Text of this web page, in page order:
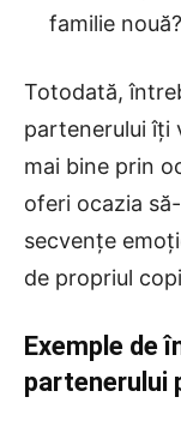
familie nouă?
Totodată,
partenerului îți
mai bine prin
oferi ocazia
secvențe
de propriul
Exemple de
partenerului